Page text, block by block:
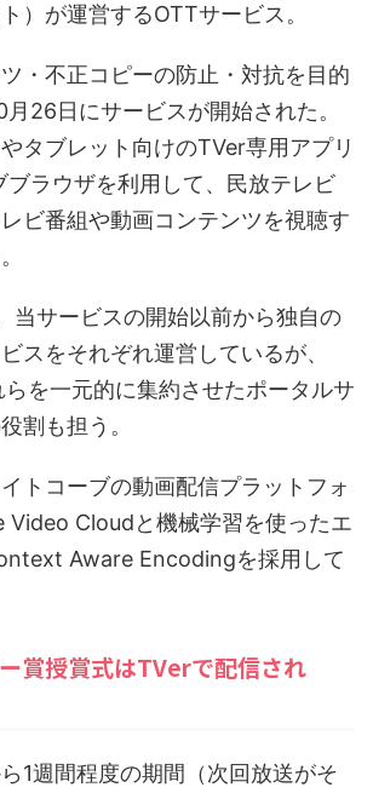
）が運営するOTTサービス。
・不正コピーの防止・対抗を目的
26日にサービスが開始された。
タブレット向けのTVer専用アプリ
ブラウザを利用して、民放テレビ
ビ番組や動画コンテンツを視聴す
当サービスの開始以前から独自の
スをそれぞれ運営しているが、
らを一元的に集約させたポータルサ
割も担う。
トコーブの動画配信プラットフォ
Cloudと機械学習を使ったエ
Aware Encodingを採用して
賞授賞式はTVerで配信され
1週間程度の期間（次回放送がそ